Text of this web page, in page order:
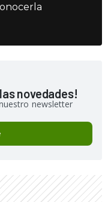
novedades!
newsletter